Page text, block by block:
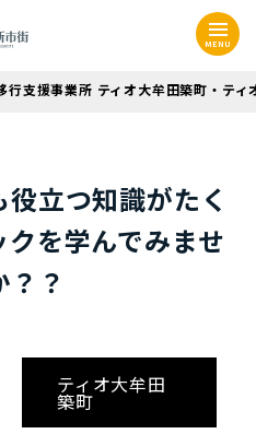
MENU
行支援事業所 ティオ大牟田築町・ティ
立つ知識がたく
クを学んでみませ
？？
ティオ大牟田
築町